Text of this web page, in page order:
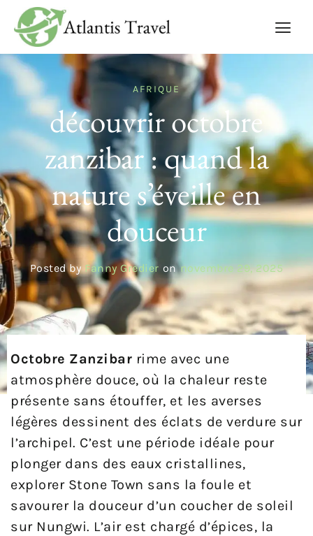
AFRIQUE
découvrir octobre
zanzibar : quand la
nature s’éveille en
douceur
Posted by Fanny Gredier on novembre 29, 2025
Octobre Zanzibar rime avec une
atmosphère douce, où la chaleur reste
présente sans étouffer, et les averses
légères dessinent des éclats de verdure sur
l’archipel. C’est une période idéale pour
plonger dans des eaux cristallines,
explorer Stone Town sans la foule et
savourer la douceur d’un coucher de soleil
sur Nungwi. L’air est chargé d’épices, la